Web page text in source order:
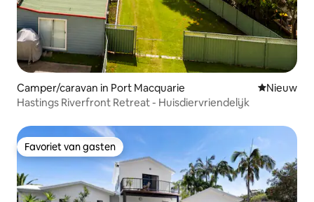
Camper/caravan in Port Macquarie Nieuwe
Nieuw
Hastings Riverfront Retreat - Huisdiervriendelijk
Favoriet van gasten
Favoriet van gasten